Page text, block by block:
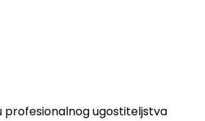
profesionalnog ugostiteljstva